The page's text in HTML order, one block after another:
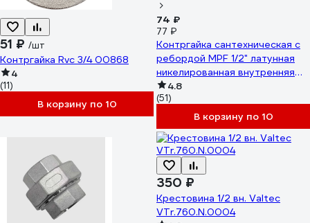
51 ₽ /шт
Контргайка Rvc 3/4 00868
4
(11)
В корзину по 10
74 ₽
77 ₽
Контргайка сантехническая с
ребордой MPF 1/2" латунная
никелированная внутренняя
резьба ИС.070626
4.8
(51)
В корзину по 10
350 ₽
Крестовина 1/2 вн. Valtec
VTr.760.N.0004